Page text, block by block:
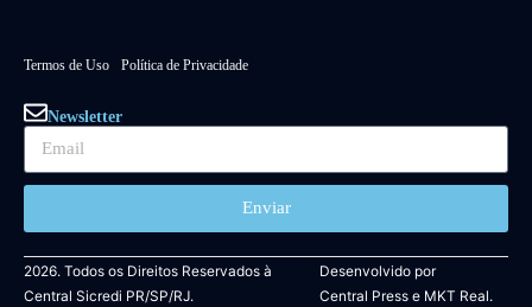
Termos de Uso Política de Privacidade
Newsletter
Enviar
2026. Todos os Direitos Reservados à
Central Sicredi PR/SP/RJ.
Desenvolvido por
Central Presse MKT Real.